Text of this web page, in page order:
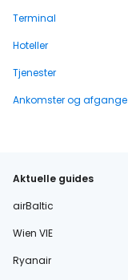
Terminal
Hoteller
Tjenester
Ankomster og afgange
Aktuelle guides
airBaltic
Wien VIE
Ryanair